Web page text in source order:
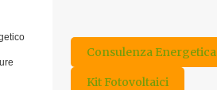
Consulenza Energetica
Kit Fotovoltaici